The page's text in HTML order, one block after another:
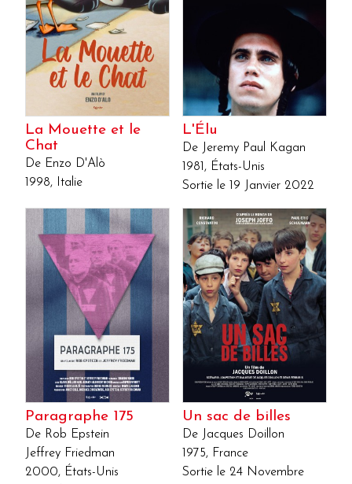
La Mouette et le
Chat
De Enzo D'Alò
1998, Italie
L'Élu
De Jeremy Paul Kagan
1981, États-Unis
Sortie le 19 Janvier 2022
Paragraphe 175
De Rob Epstein
Jeffrey Friedman
2000, États-Unis
Un sac de billes
De Jacques Doillon
1975, France
Sortie le 24 Novembre